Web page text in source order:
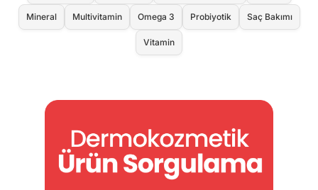
Mineral Multivitamin Omega 3 Probiyotik Saç Bakımı
Vitamin